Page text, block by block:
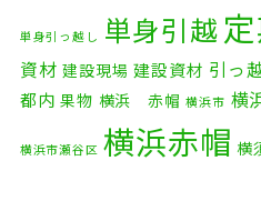
2025年
2025年9
2025年
2025年
単身引っ越し 単身引越
資材 建設現場 建設資材 引っ
都内 果物 横浜 赤帽 横浜市 横
横浜市瀬谷区 横浜赤帽 横